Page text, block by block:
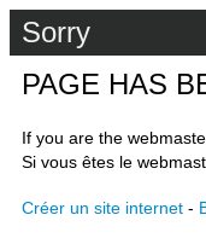
Sorry
PAGE HAS
If you are the
Si vous êtes le
Créer un site internet -